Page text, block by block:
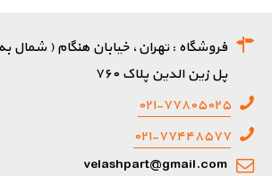
فروشگاه : تهران، خیابان هنگام ( شمال
پل زین الدین پلاک ۷۶۰
۰۲۱-۷۷۸۰۵۰۲۵
۰۲۱-۷۷۴۴۸۵۷۷
velashpart@gmail.com